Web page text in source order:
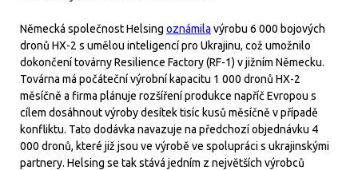
Německá společnost Helsing oznámila výrobu 6 000 bojových
dronů HX-2 s umělou inteligencí pro Ukrajinu, což umožnilo
dokončení továrny Resilience Factory (RF-1) v jižním Německu.
Továrna má počáteční výrobní kapacitu 1 000 dronů HX-2
měsíčně a firma plánuje rozšíření produkce napříč Evropou s
cílem dosáhnout výroby desítek tisíc kusů měsíčně v případě
konfliktu. Tato dodávka navazuje na předchozí objednávku 4
000 dronů, které již jsou ve výrobě ve spolupráci s ukrajinskými
partnery. Helsing se tak stává jedním z největších výrobců